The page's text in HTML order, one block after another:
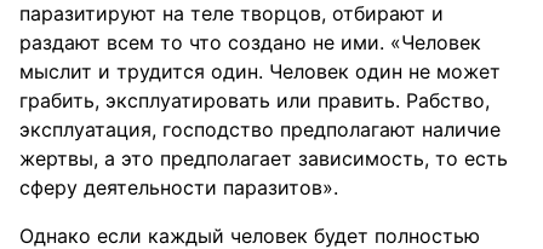
паразитируют на теле творцов, отбирают и
раздают всем то что создано не ими. «Человек
мыслит и трудится один. Человек один не может
грабить, эксплуатировать или править. Рабство,
эксплуатация, господство предполагают наличие
жертвы, а это предполагает зависимость, то есть
сферу деятельности паразитов».
Однако если каждый человек будет полностью